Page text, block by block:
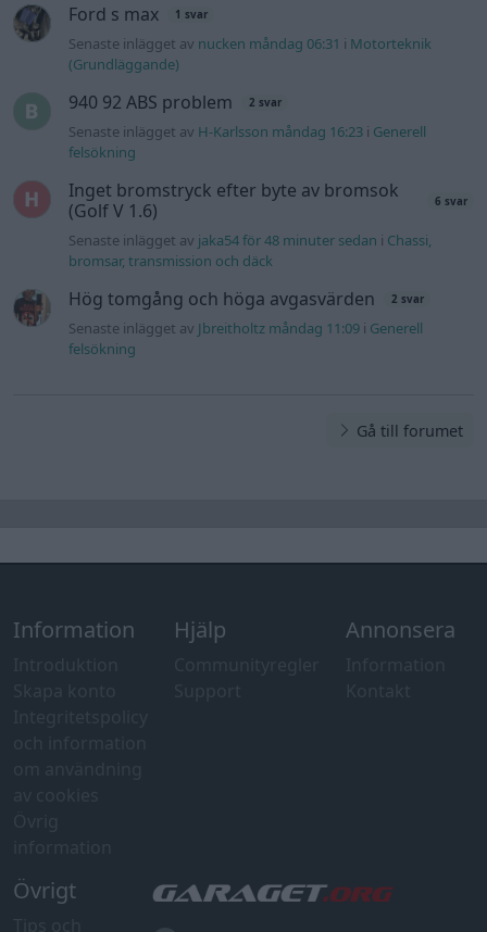
Ford s max 1 svar
Senaste inlägget av nucken måndag 06:31 i Motorteknik
(Grundläggande)
940 92 ABS problem 2 svar
Senaste inlägget av H-Karlsson måndag 16:23 i Generell
felsökning
Inget bromstryck efter byte av bromsok
(Golf V 1.6)
6 svar
Senaste inlägget av jaka54 för 48 minuter sedan i Chassi,
bromsar, transmission och däck
Hög tomgång och höga avgasvärden 2 svar
Senaste inlägget av Jbreitholtz måndag 11:09 i Generell
felsökning
Gå till forumet
Information Hjälp Annonsera
Övrigt